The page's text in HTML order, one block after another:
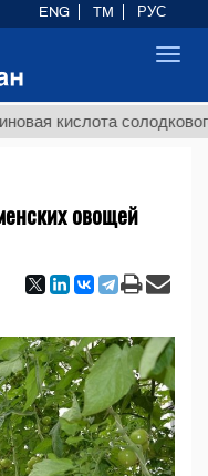
солодкового
овощей
ENG TM РУС